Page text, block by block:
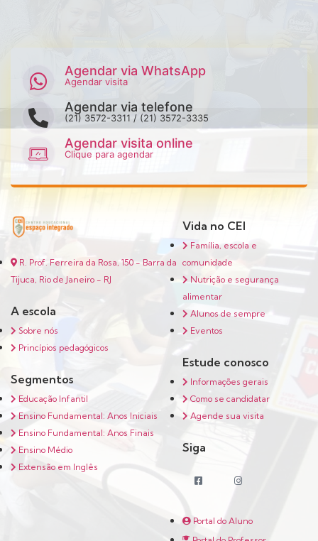
Agendar via WhatsApp
Agendar visita
Agendar via telefone
(21) 3572-3311 / (21) 3572-3335
Agendar visita online
Clique para agendar
R. Prof. Ferreira da Rosa, 150 - Barra da
Tijuca, Rio de Janeiro - RJ
A escola
Sobre nós
Princípios pedagógicos
Segmentos
Educação Infantil
Ensino Fundamental: Anos Iniciais
Ensino Fundamental: Anos Finais
Ensino Médio
Extensão em Inglês
Vida no CEI
Família, escola e
comunidade
Nutrição e segurança
alimentar
Alunos de sempre
Eventos
Estude conosco
Informações gerais
Como se candidatar
Agende sua visita
Siga
Portal do Aluno